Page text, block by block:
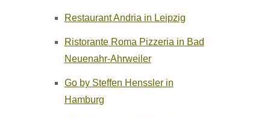
Restaurant Andria in Leipzig
Ristorante Roma Pizzeria in Bad
Neuenahr-Ahrweiler
Go by Steffen Henssler in
Hamburg